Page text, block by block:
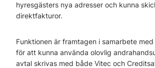
hyresgästers nya adresser och kunna
direktfakturor.
Funktionen är framtagen i samarbete
för att kunna använda olovlig
avtal skrivas med både Vitec och